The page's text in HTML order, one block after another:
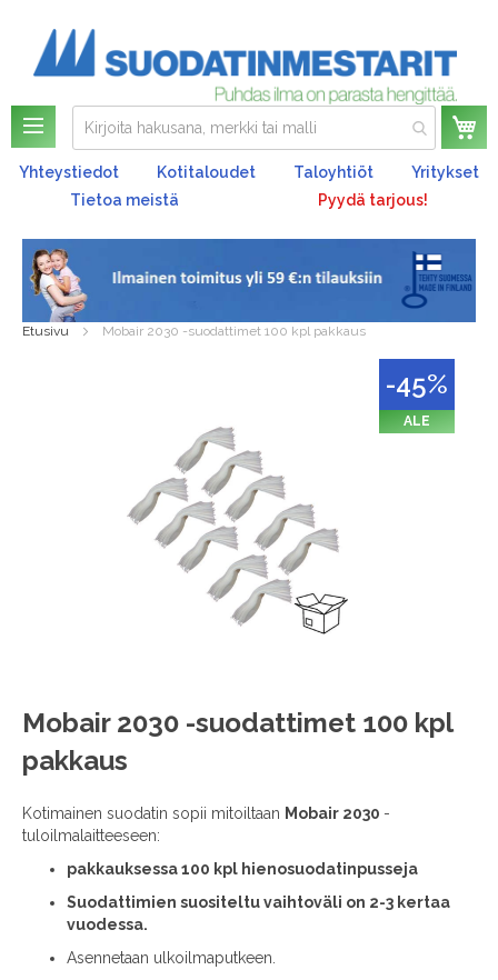
Yhteystiedot Kotitaloudet Taloyhtiöt
Yritykset
Tietoa meistä
Pyydä tarjous!
Etusivu Mobair 2030 -suodattimet 100 kpl pakkaus
Mobair 2030 -suodattimet 100 kpl
pakkaus
Kotimainen suodatin sopii mitoiltaan Mobair 2030 -
tuloilmalaitteeseen:
pakkauksessa 100 kpl hienosuodatinpusseja
Suodattimien suositeltu vaihtoväli on 2-3 kertaa
vuodessa.
Asennetaan ulkoilmaputkeen.
-45%
ALE
Skip
to
the
beginning
of
the
gallery